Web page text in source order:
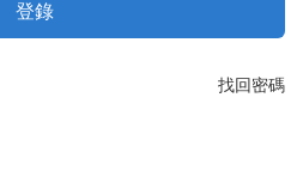
登錄
找回密碼